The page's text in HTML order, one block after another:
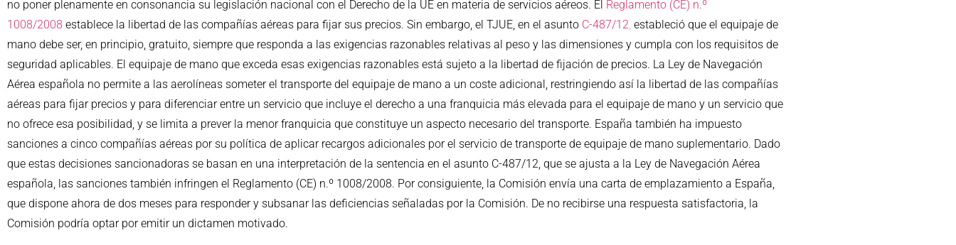
no poner plenamente en consonancia su legislación nacional con el Derecho de la UE en materia de servicios aéreos. El Reglamento (CE) n.º
1008/2008 establece la libertad de las compañías aéreas para fijar sus precios. Sin embargo, el TJUE, en el asunto C-487/12, estableció que el equipaje de
mano debe ser, en principio, gratuito, siempre que responda a las exigencias razonables relativas al peso y las dimensiones y cumpla con los requisitos de
seguridad aplicables. El equipaje de mano que exceda esas exigencias razonables está sujeto a la libertad de fijación de precios. La Ley de Navegación
Aérea española no permite a las aerolíneas someter el transporte del equipaje de mano a un coste adicional, restringiendo así la libertad de las compañías
aéreas para fijar precios y para diferenciar entre un servicio que incluye el derecho a una franquicia más elevada para el equipaje de mano y un servicio que
no ofrece esa posibilidad, y se limita a prever la menor franquicia que constituye un aspecto necesario del transporte. España también ha impuesto
sanciones a cinco compañías aéreas por su política de aplicar recargos adicionales por el servicio de transporte de equipaje de mano suplementario. Dado
que estas decisiones sancionadoras se basan en una interpretación de la sentencia en el asunto C-487/12, que se ajusta a la Ley de Navegación Aérea
española, las sanciones también infringen el Reglamento (CE) n.º 1008/2008. Por consiguiente, la Comisión envía una carta de emplazamiento a España,
que dispone ahora de dos meses para responder y subsanar las deficiencias señaladas por la Comisión. De no recibirse una respuesta satisfactoria, la
Comisión podría optar por emitir un dictamen motivado.